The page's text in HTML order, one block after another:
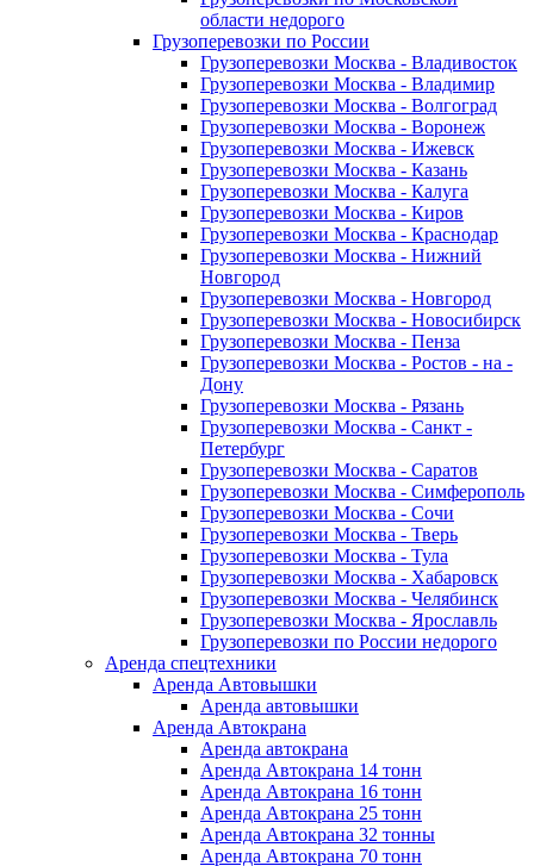
области недорого
Грузоперевозки по России
Грузоперевозки Москва - Владивосток
Грузоперевозки Москва - Владимир
Грузоперевозки Москва - Волгоград
Грузоперевозки Москва - Воронеж
Грузоперевозки Москва - Ижевск
Грузоперевозки Москва - Казань
Грузоперевозки Москва - Калуга
Грузоперевозки Москва - Киров
Грузоперевозки Москва - Краснодар
Грузоперевозки Москва - Нижний
Новгород
Грузоперевозки Москва - Новгород
Грузоперевозки Москва - Новосибирск
Грузоперевозки Москва - Пенза
Грузоперевозки Москва - Ростов - на -
Дону
Грузоперевозки Москва - Рязань
Грузоперевозки Москва - Санкт -
Петербург
Грузоперевозки Москва - Саратов
Грузоперевозки Москва - Симферополь
Грузоперевозки Москва - Сочи
Грузоперевозки Москва - Тверь
Грузоперевозки Москва - Тула
Грузоперевозки Москва - Хабаровск
Грузоперевозки Москва - Челябинск
Грузоперевозки Москва - Ярославль
Грузоперевозки по России недорого
Аренда спецтехники
Аренда Автовышки
Аренда автовышки
Аренда Автокрана
Аренда автокрана
Аренда Автокрана 14 тонн
Аренда Автокрана 16 тонн
Аренда Автокрана 25 тонн
Аренда Автокрана 32 тонны
Аренда Автокрана 70 тонн